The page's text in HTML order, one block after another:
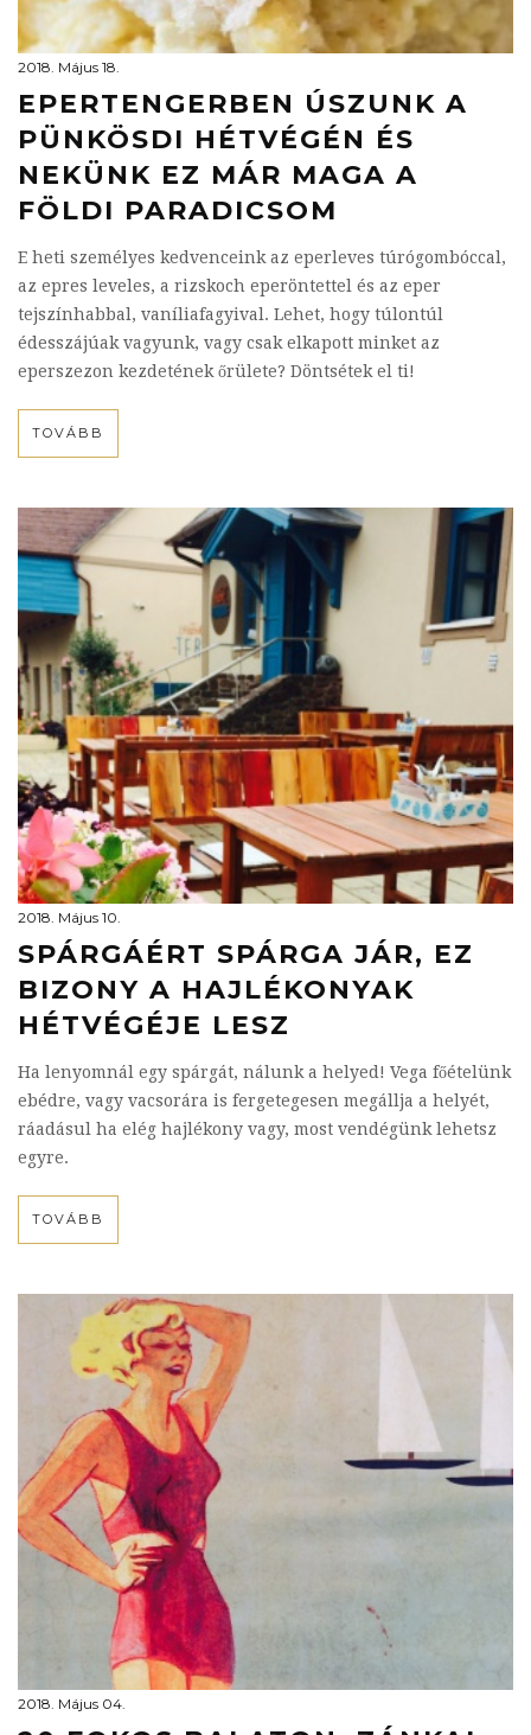
2018. Május 18.
EPERTENGERBEN ÚSZUNK A
PÜNKÖSDI HÉTVÉGÉN ÉS
NEKÜNK EZ MÁR MAGA A
FÖLDI PARADICSOM
E heti személyes kedvenceink az eperleves túrógombóccal,
az epres leveles, a rizskoch eperöntettel és az eper
tejszínhabbal, vaníliafagyival. Lehet, hogy túlontúl
édesszájúak vagyunk, vagy csak elkapott minket az
eperszezon kezdetének őrülete? Döntsétek el ti!
TOVÁBB
2018. Május 10.
SPÁRGÁÉRT SPÁRGA JÁR, EZ
BIZONY A HAJLÉKONYAK
HÉTVÉGÉJE LESZ
Ha lenyomnál egy spárgát, nálunk a helyed! Vega főételünk
ebédre, vagy vacsorára is fergetegesen megállja a helyét,
ráadásul ha elég hajlékony vagy, most vendégünk lehetsz
egyre.
TOVÁBB
2018. Május 04.